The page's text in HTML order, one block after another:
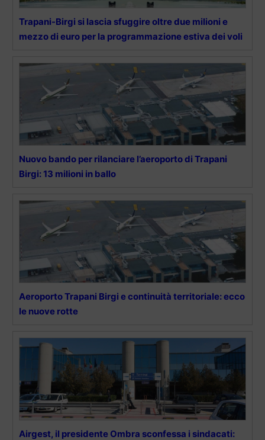
Trapani-Birgi si lascia sfuggire oltre due milioni e
mezzo di euro per la programmazione estiva dei voli
Nuovo bando per rilanciare l’aeroporto di Trapani
Birgi: 13 milioni in ballo
Aeroporto Trapani Birgi e continuità territoriale: ecco
le nuove rotte
Airgest, il presidente Ombra sconfessa i sindacati: